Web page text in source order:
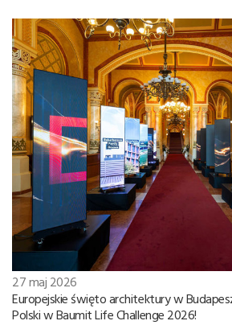
27 maj 2026
Europejskie święto architektury w
Polski w Baumit Life Challenge 2026!